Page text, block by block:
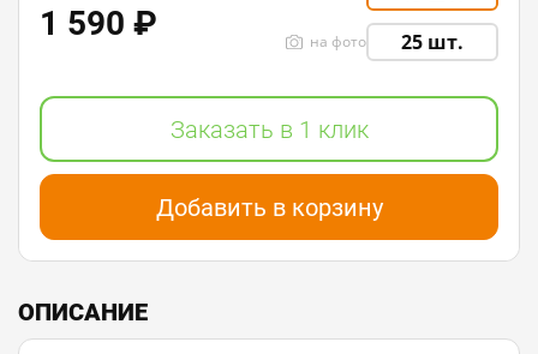
25 шт.
на фото
1 590 ₽
Заказать в 1 клик
Добавить в корзину
ОПИСАНИЕ